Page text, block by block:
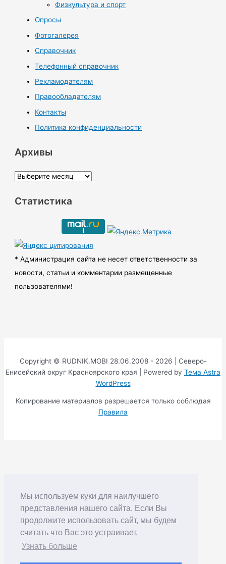
Мы используем куки для наилучшего
представления нашего сайта. Если Вы
продолжите использовать сайт, мы будем
считать что Вас это устраивает.
Узнать больше
Физкультура и спорт
Опросы
Фотогалерея
Справочник
Телефонный справочник
Рекламодателям
Правообладателям
Контакты
Политика конфиденциальности
Архивы
А
х
ы
Статистика
* Администрация сайта не несет ответственности за
новости, статьи и комментарии размещенные
пользователями!
Copyright © RUDNIK.MOBI 28.06.2008 - 2026 | Северо-
Енисейский округ Красноярского края | Powered by Тема Astra
WordPress
Копирование материалов разрешается только соблюдая
Правила